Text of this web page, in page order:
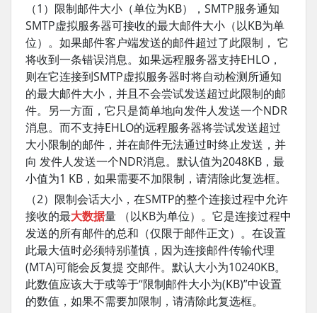
（1）限制邮件大小（单位为KB），SMTP服务通知
SMTP虚拟服务器可接收的最大邮件大小（以KB为单
位）。如果邮件客户端发送的邮件超过了此限制， 它
将收到一条错误消息。如果远程服务器支持EHLO，
则在它连接到SMTP虚拟服务器时将自动检测所通知
的最大邮件大小，并且不会尝试发送超过此限制的邮
件。另一方面，它只是简单地向发件人发送一个NDR
消息。而不支持EHLO的远程服务器将尝试发送超过
大小限制的邮件，并在邮件无法通过时终止发送，并
向 发件人发送一个NDR消息。默认值为2048KB，最
小值为1 KB，如果需要不加限制，请清除此复选框。
（2）限制会话大小，在SMTP的整个连接过程中允许
接收的最大数据量 （以KB为单位）。它是连接过程中
发送的所有邮件的总和（仅限于邮件正文）。在设置
此最大值时必须特别谨慎，因为连接邮件传输代理
(MTA)可能会反复提 交邮件。默认大小为10240KB。
此数值应该大于或等于“限制邮件大小为(KB)”中设置
的数值，如果不需要加限制，请清除此复选框。